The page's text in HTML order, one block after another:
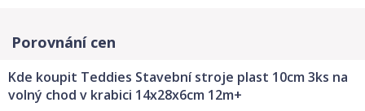
Porovnání cen
Kde koupit Teddies Stavební stroje plast 10cm 3ks na
volný chod v krabici 14x28x6cm 12m+